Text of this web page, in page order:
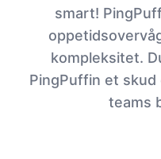
smart!
kompleksitet.
PingPuffin et
teams